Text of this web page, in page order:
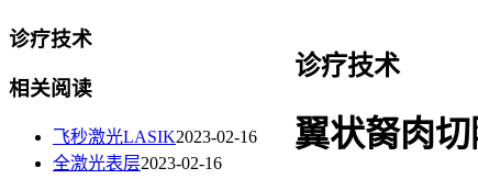
诊疗技术
翼状胬肉
诊疗技术
相关阅读
飞秒激光LASIK2023-02-16
全激光表层2023-02-16